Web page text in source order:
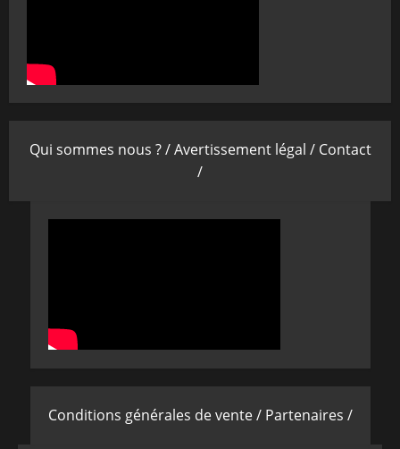
Qui sommes nous ? /Avertissement légal / Contact
/
Conditions générales de vente / Partenaires /